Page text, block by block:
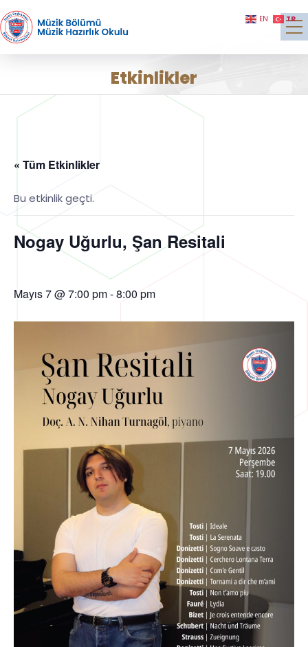
Etkinlikler
« Tüm Etkinlikler
Bu etkinlik geçti.
Nogay Uğurlu, Şan Resitali
Mayıs 7 @ 7:00 pm-8:00 pm
EN TR